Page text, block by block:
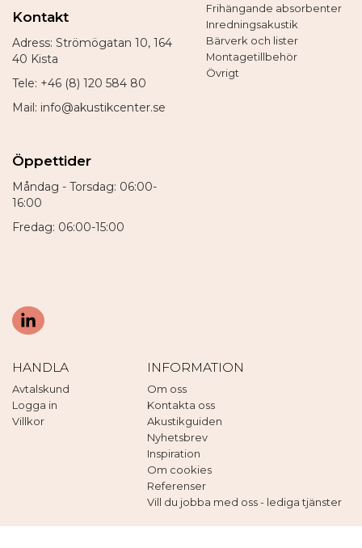
Kontakt
Adress: Strömögatan 10, 164
40 Kista
Tele: +46 (8) 120 584 80
Mail: info@akustikcenter.se
Öppettider
Måndag - Torsdag: 06:00-
16:00
Fredag: 06:00-15:00
Frihängande absorbenter
Inredningsakustik
Bärverk och lister
Montagetillbehör
Övrigt
HANDLA
Avtalskund
Logga in
Villkor
INFORMATION
Om oss
Kontakta oss
Akustikguiden
Nyhetsbrev
Inspiration
Om cookies
Referenser
Vill du jobba med oss - lediga tjänster